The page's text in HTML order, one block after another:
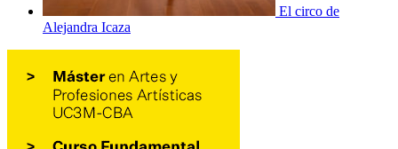
El circo de
Alejandra Icaza